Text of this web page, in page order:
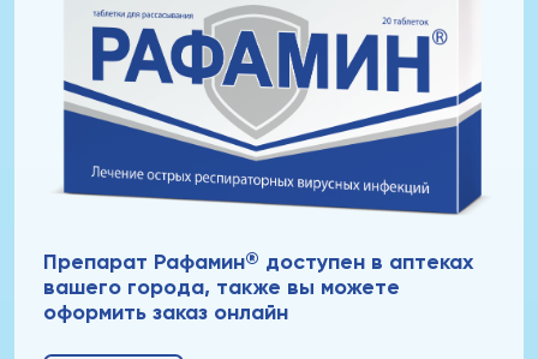
Препарат Рафамин® доступен в аптеках
вашего города, также вы можете
оформить заказ онлайн